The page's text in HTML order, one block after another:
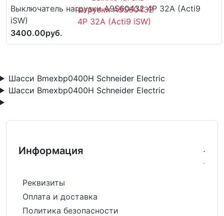
Выключатель нагрузки A9S60432 4P 32A (Acti9
iSW)
3400.00руб.
Шасси Bmexbp0400H Schneider Electric
Шасси Bmexbp0400H Schneider Electric
Информация
Реквизиты
Оплата и доставка
Политика безопасности